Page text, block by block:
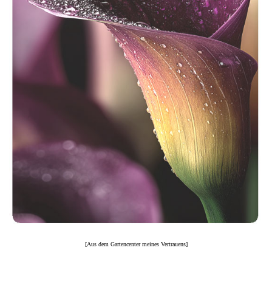
[Aus dem Gartencenter meines Vertrauens]